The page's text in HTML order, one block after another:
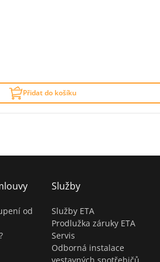
Přidat do košíku
od
Služby
Služby ETA
Prodlužka záruky ETA
Servis
Odborná instalace